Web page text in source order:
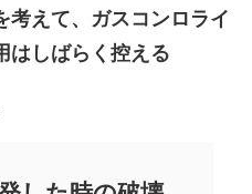
考えて、ガスコンロライ
はしばらく控える